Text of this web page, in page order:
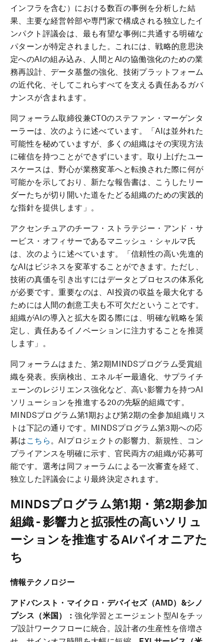
インフラを含む）における数百の事例を分析した結
果、主要な経営幹部や専門家で構成される独立したイ
ンパクト評議会は、最も有望な事例に共通する明確な
パターンが特定されました。これには、戦略的意思決
定へのAIの組み込み、人間とAIの協働強化のための業
務再設計、データ基盤の強化、技術プラットフォーム
の近代化、そしてこれらすべてを支える責任あるガバ
ナンスが含まれます。
同フォーラム取締役兼CTOのステファン・マーゲンタ
ーラーは、次のように述べています。「AIは並外れた
可能性を秘めていますが、多くの組織はその実現方法
に確信を持つことができずにいます。取り上げたユー
スケースは、野心が業務変革へと転換された際に何が
可能かを示しており、新たな報告書は、こうしたリー
ダーたちが切り開いた道をたどる組織のための実践的
な指針を提供します」。
アクセンチュアのチーフ・ストラテジー・アンド・サ
ービス・オフィサーであるマニッシュ・シャルマ氏
は、次のように述べています。「信頼性の高い先進的
なAIはビジネスを変革することができます。ただし、
技術の真価を引き出すにはデータとプロセスの体系化
が必要です。重要なのは、AI投資の収益を最大化する
ためには人間の創意工夫も不可欠だということです。
組織がAIの導入と拡大を図る際には、明確な戦略を策
定し、責任あるイノベーションに注力することを推奨
します」。
同フォーラムはまた、第2期MINDSプログラム受賞組
織を発表。疾病検出、エネルギー最適化、サプライチ
ェーンのレジリエンス強化など、高い影響力を持つAI
ソリューションを推進する20の先駆的組織です。
MINDSプログラム第1期および第2期の全参加組織リス
トは下記の通りです。MINDSプログラム第3期への応
募は こちら。AIプロジェクトの影響力、新規性、コン
プライアンスを明確に示す、官民両方の組織が応募可
能です。選考は同フォーラムによる一次審査を経て、
独立した評議会により最終決定されます。
MINDSプログラム第1期・第2期参加
組織-影響力と拡張性の高いソリュ
ーションを推進するAIパイオニアた
ち
情報テクノロジー
アドバンスト・マイクロ・デバイセズ（AMD） &シノ
プシス（米国）：強化学習とエージェント型AIをチッ
プ設計ワークフローに統合。設計者の生産性を倍増さ